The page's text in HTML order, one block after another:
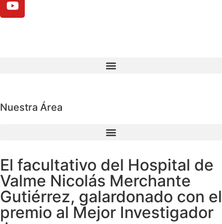
Nuestra Área
El facultativo del Hospital de
Valme Nicolás Merchante
Gutiérrez, galardonado con el
premio al Mejor Investigador